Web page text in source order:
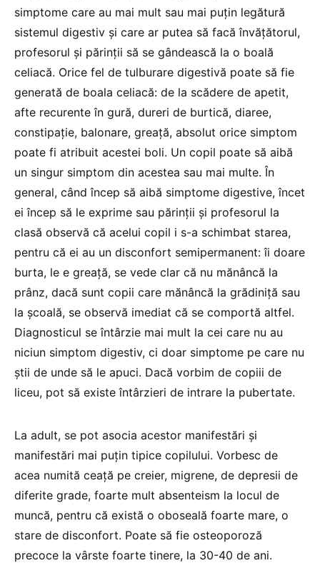
simptome care au mai mult sau mai puțin legătură
sistemul digestiv și care ar putea să facă învățătorul,
profesorul și părinții să se gândească la o boală
celiacă. Orice fel de tulburare digestivă poate să fie
generată de boala celiacă: de la scădere de apetit,
afte recurente în gură, dureri de burtică, diaree,
constipație, balonare, greață, absolut orice simptom
poate fi atribuit acestei boli. Un copil poate să aibă
un singur simptom din acestea sau mai multe. În
general, când încep să aibă simptome digestive, încet
ei încep să le exprime sau părinții și profesorul la
clasă observă că acelui copil i s-a schimbat starea,
pentru că ei au un disconfort semipermanent: îi doare
burta, le e greață, se vede clar că nu mănâncă la
prânz, dacă sunt copii care mănâncă la grădiniță sau
la școală, se observă imediat că se comportă altfel.
Diagnosticul se întârzie mai mult la cei care nu au
niciun simptom digestiv, ci doar simptome pe care nu
știi de unde să le apuci. Dacă vorbim de copiii de
liceu, pot să existe întârzieri de intrare la pubertate.
La adult, se pot asocia acestor manifestări și
manifestări mai puțin tipice copilului. Vorbesc de
acea numită ceață pe creier, migrene, de depresii de
diferite grade, foarte mult absenteism la locul de
muncă, pentru că există o oboseală foarte mare, o
stare de disconfort. Poate să fie osteoporoză
precoce la vârste foarte tinere, la 30-40 de ani.